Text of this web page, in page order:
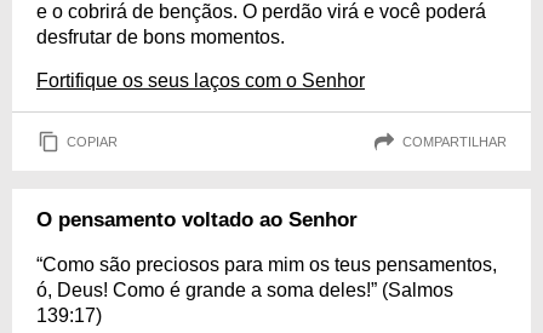
e o cobrirá de bençãos. O perdão virá e você poderá
desfrutar de bons momentos.
Fortifique os seus laços com o Senhor
COPIAR COMPARTILHAR
O pensamento voltado ao Senhor
“Como são preciosos para mim os teus pensamentos,
ó, Deus! Como é grande a soma deles!” (Salmos
139:17)